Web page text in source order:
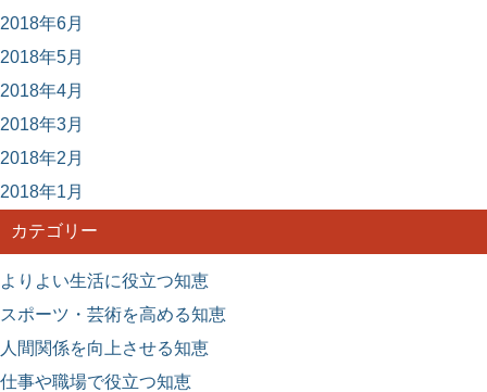
2018年6月
2018年5月
2018年4月
2018年3月
2018年2月
2018年1月
カテゴリー
よりよい生活に役立つ知恵
スポーツ・芸術を高める知恵
人間関係を向上させる知恵
仕事や職場で役立つ知恵